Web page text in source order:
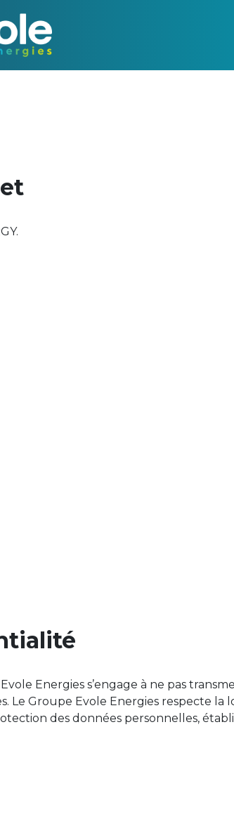
Energies s’engage à ne pas
Le Groupe Evole Energies respecte la
des données personnelles,